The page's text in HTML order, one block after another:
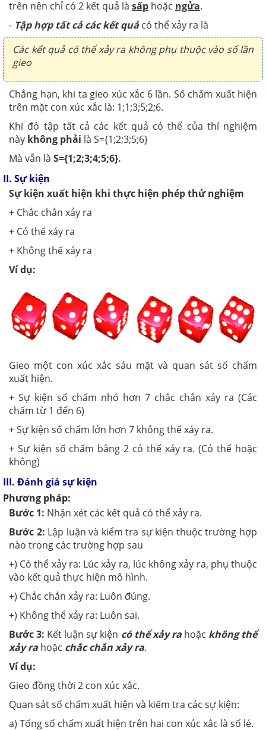
trên nên chỉ có 2 kết quả là sấp hoặc ngửa.
- Tập hợp tất cả các kết quả có thể xảy ra là
Các kết quả có thể xảy ra không phụ thuộc vào số lần
gieo
Chẳng hạn, khi ta gieo xúc xắc 6 lần. Số chấm xuất hiện
trên mặt con xúc xắc là: 1;1;3;5;2;6.
Khi đó tập tất cả các kết quả có thể của thí nghiệm
này không phải là S={1;2;3;5;6}
Mà vẫn là S={1;2;3;4;5;6}.
II. Sự kiện
Sự kiện xuất hiện khi thực hiện phép thử nghiệm
+ Chắc chắn xảy ra
+ Có thể xảy ra
+ Không thể xảy ra
Ví dụ:
Gieo một con xúc xắc sáu mặt và quan sát số chấm
xuất hiện.
+ Sự kiện số chấm nhỏ hơn 7 chắc chắn xảy ra (Các
chấm từ 1 đến 6)
+ Sự kiện số chấm lớn hơn 7 không thể xảy ra.
+ Sự kiện số chấm bằng 2 có thể xảy ra. (Có thể hoặc
không)
III. Đánh giá sự kiện
Phương pháp:
Bước 1: Nhận xét các kết quả có thể xảy ra.
Bước 2: Lập luận và kiểm tra sự kiện thuộc trường hợp
nào trong các trường hợp sau
+) Có thể xảy ra: Lúc xảy ra, lúc không xảy ra, phụ thuộc
vào kết quả thực hiện mô hình.
+) Chắc chắn xảy ra: Luôn đúng.
+) Không thể xảy ra: Luôn sai.
Bước 3: Kết luận sự kiện có thể xảy rahoặc không thể
xảy ra hoặc chắc chắn xảy ra.
Ví dụ:
Gieo đồng thời 2 con xúc xắc.
Quan sát số chấm xuất hiện và kiểm tra các sự kiện:
a) Tổng số chấm xuất hiện trên hai con xúc xắc là số lẻ.